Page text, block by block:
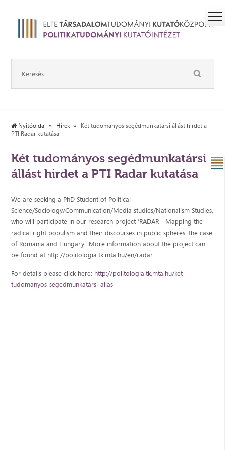
Nyitóoldal Hírek
Két tudományos segédmunkatársi állást hirdet a
PTI Radar kutatása
Két tudományos segédmunkatársi
állást hirdet a PTI Radar kutatása
We are seeking a PhD Student of Political
Science/Sociology/Communication/Media studies/Nationalism Studies,
who will participate in our research project ‘RADAR - Mapping the
radical right populism and their discourses in public spheres: the case
of Romania and Hungary’. More information about the project can
be found at http://politologia.tk.mta.hu/en/radar
For details please click here: http://politologia.tk.mta.hu/ket-
tudomanyos-segedmunkatarsi-allas